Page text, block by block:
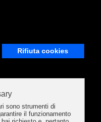
Rifiuta cookies
sono strumenti di
il funzionamento